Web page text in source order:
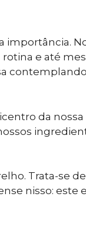
e até
da
Trata-se
nisso: